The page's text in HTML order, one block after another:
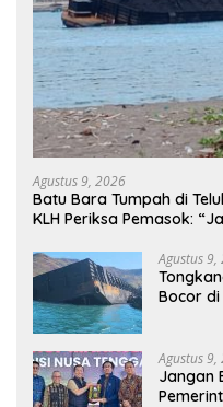
Agustus 9, 2026
Batu Bara Tumpah di
KLH Periksa Pemasok:
Agustus 9,
Bocor di
Agustus 9,
Jangan